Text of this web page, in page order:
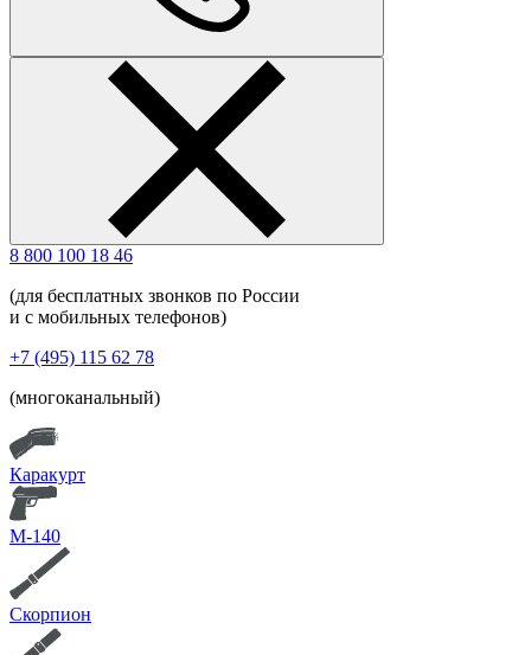
8 800 100 18 46
(для бесплатных звонков по России
и с мобильных телефонов)
+7 (495) 115 62 78
(многоканальный)
Каракурт
М-140
Скорпион